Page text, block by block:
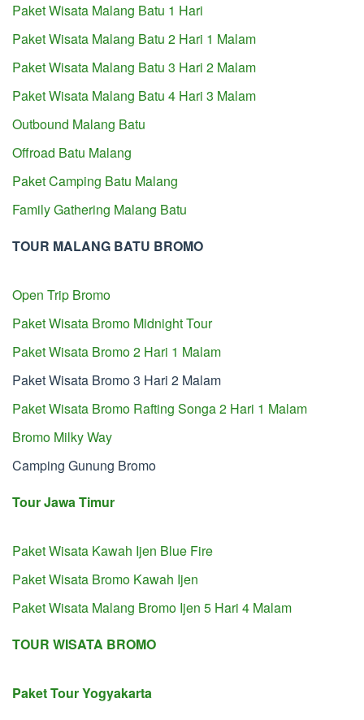
Paket Wisata Malang Batu 1 Hari
Paket Wisata Malang Batu 2 Hari 1 Malam
Paket Wisata Malang Batu 3 Hari 2 Malam
Paket Wisata Malang Batu 4 Hari 3 Malam
Outbound Malang Batu
Offroad Batu Malang
Paket Camping Batu Malang
Family Gathering Malang Batu
TOUR MALANG BATU BROMO
Open Trip Bromo
Paket Wisata Bromo Midnight Tour
Paket Wisata Bromo 2 Hari 1 Malam
Paket Wisata Bromo 3 Hari 2 Malam
Paket Wisata Bromo Rafting Songa 2 Hari 1 Malam
Bromo Milky Way
Camping Gunung Bromo
Tour Jawa Timur
Paket Wisata Kawah Ijen Blue Fire
Paket Wisata Bromo Kawah Ijen
Paket Wisata Malang Bromo Ijen 5 Hari 4 Malam
TOUR WISATA BROMO
Paket Tour Yogyakarta